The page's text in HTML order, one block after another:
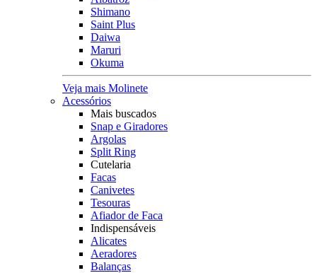
Shimano
Saint Plus
Daiwa
Maruri
Okuma
Veja mais Molinete
Acessórios
Mais buscados
Snap e Giradores
Argolas
Split Ring
Cutelaria
Facas
Canivetes
Tesouras
Afiador de Faca
Indispensáveis
Alicates
Aeradores
Balanças